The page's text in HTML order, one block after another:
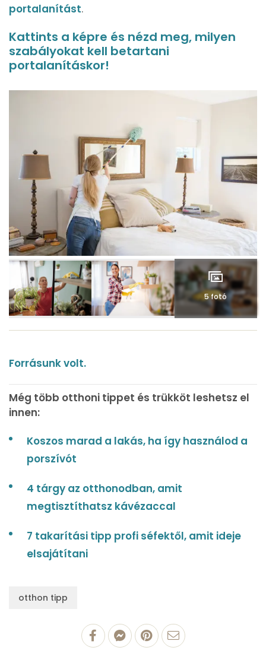
portalanítást.
Kattints a képre és nézd meg, milyen
szabályokat kell betartani
portalanításkor!
5 fotó
Forrásunk volt.
Még több otthoni tippet és trükköt leshetsz el
innen:
Koszos marad a lakás, ha így használod a
porszívót
4 tárgy az otthonodban, amit
megtisztíthatsz kávézaccal
7 takarítási tipp profi séfektől, amit ideje
elsajátítani
otthon tipp